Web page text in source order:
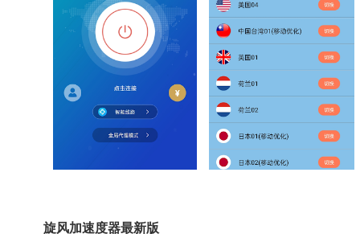
旋风加速度器最新版